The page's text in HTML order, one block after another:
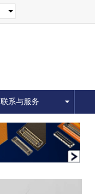
联系与服务